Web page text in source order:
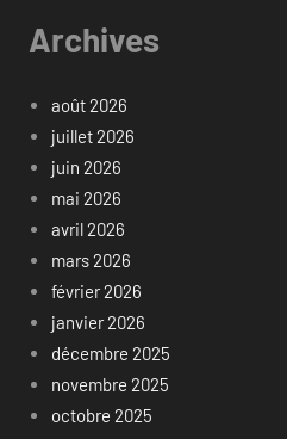
Archives
août 2026
juillet 2026
juin 2026
mai 2026
avril 2026
mars 2026
février 2026
janvier 2026
décembre 2025
novembre 2025
octobre 2025